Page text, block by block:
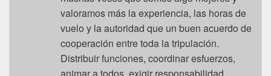
valoramos más la experiencia, las horas de
vuelo y la autoridad que un buen acuerdo de
cooperación entre toda la tripulación.
Distribuir funciones, coordinar esfuerzos,
animar a todos, exigir responsabilidad,